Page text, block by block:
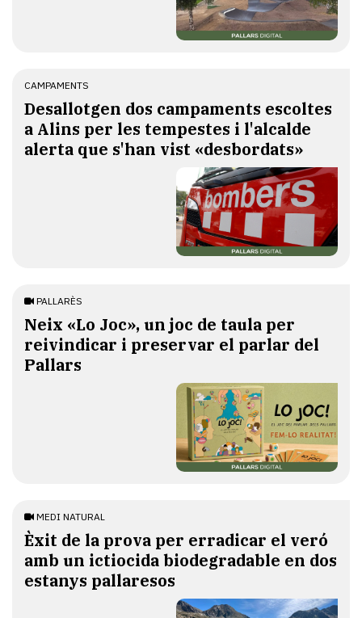
CAMPAMENTS
​Desallotgen dos campaments escoltes
a Alins per les tempestes i l'alcalde
alerta que s'han vist «desbordats»
PALLARÈS
​Neix «Lo Joc», un joc de taula per
reivindicar i preservar el parlar del
Pallars
MEDI NATURAL
Èxit de la prova per erradicar el veró
amb un ictiocida biodegradable en dos
estanys pallaresos